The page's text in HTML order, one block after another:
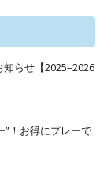
らせ【2025–2026
”！お得にプレーで